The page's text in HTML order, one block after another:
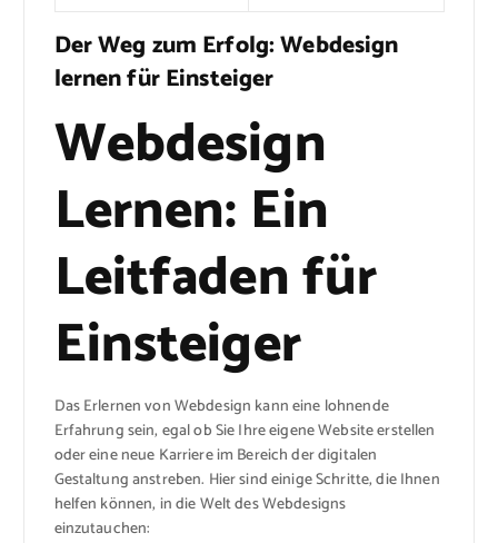
Der Weg zum Erfolg: Webdesign
lernen für Einsteiger
Webdesign
Lernen: Ein
Leitfaden für
Einsteiger
Das Erlernen von Webdesign kann eine lohnende
Erfahrung sein, egal ob Sie Ihre eigene Website erstellen
oder eine neue Karriere im Bereich der digitalen
Gestaltung anstreben. Hier sind einige Schritte, die Ihnen
helfen können, in die Welt des Webdesigns
einzutauchen: